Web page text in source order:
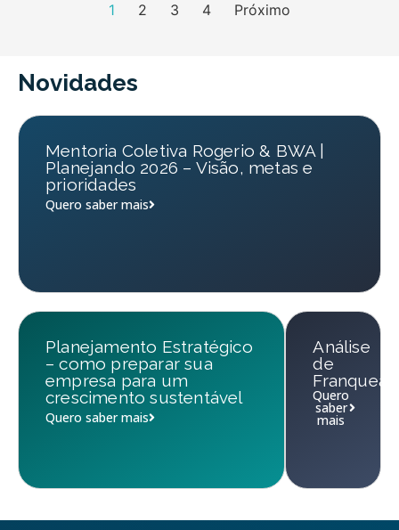
1 2 3 4 Próximo
Novidades
Mentoria Coletiva Rogerio & BWA |
Planejando 2026 – Visão, metas e
prioridades
Quero saber mais
Planejamento Estratégico
– como preparar sua
empresa para um
crescimento sustentável
Quero saber mais
Análise
de
Quero
saber
mais